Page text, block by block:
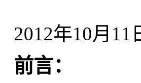
2012年10月
前言：